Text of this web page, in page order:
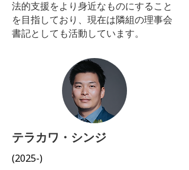
法的支援をより身近なものにすること
を目指しており、現在は隣組の理事会
書記としても活動しています。
​テラカワ・シンジ
(2025-)